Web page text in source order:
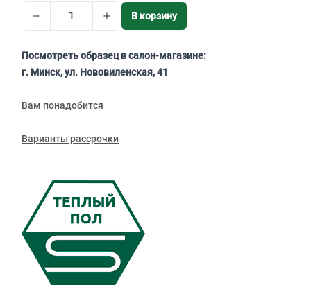
В корзину
Посмотреть образец в салон-магазине:
г. Минск, ул. Нововиленская, 41
Вам понадобится
Варианты рассрочки